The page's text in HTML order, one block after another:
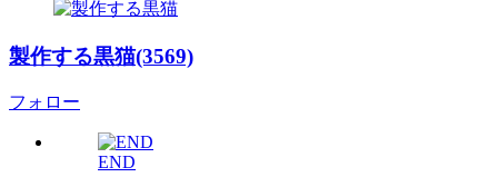
製作する黒猫(3569)
フォロー
END